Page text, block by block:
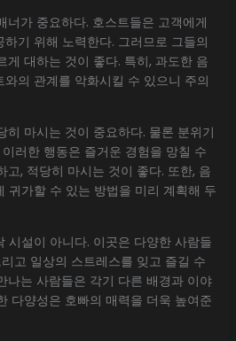
너가 중요하다. 호스트들은 고객에게
기 위해 노력한다. 그러므로 그들의
게 대하는 것이 좋다. 특히, 과도한 음
의 관계를 악화시킬 수 있으니 주의
히 마시는 것이 중요하다. 물론 분위기
러한 행동은 즐거운 경험을 망칠 수
고, 적당히 마시는 것이 좋다. 또한, 음
귀가할 수 있는 방법을 미리 계획해 두
시설이 아니다. 이곳은 다양한 사람들
고 일상의 스트레스를 잊고 즐길 수
나는 사람들은 각기 다른 배경과 이야
다양성은 호빠의 매력을 더욱 높여준